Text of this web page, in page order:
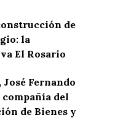
de
la
El Rosario
Fernando
compañía del
de Bienes y